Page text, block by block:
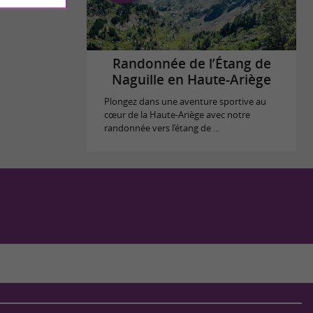
Randonnée de l’Étang de
Naguille en Haute-Ariège
Plongez dans une aventure sportive au
cœur de la Haute-Ariège avec notre
randonnée vers l’étang de ...